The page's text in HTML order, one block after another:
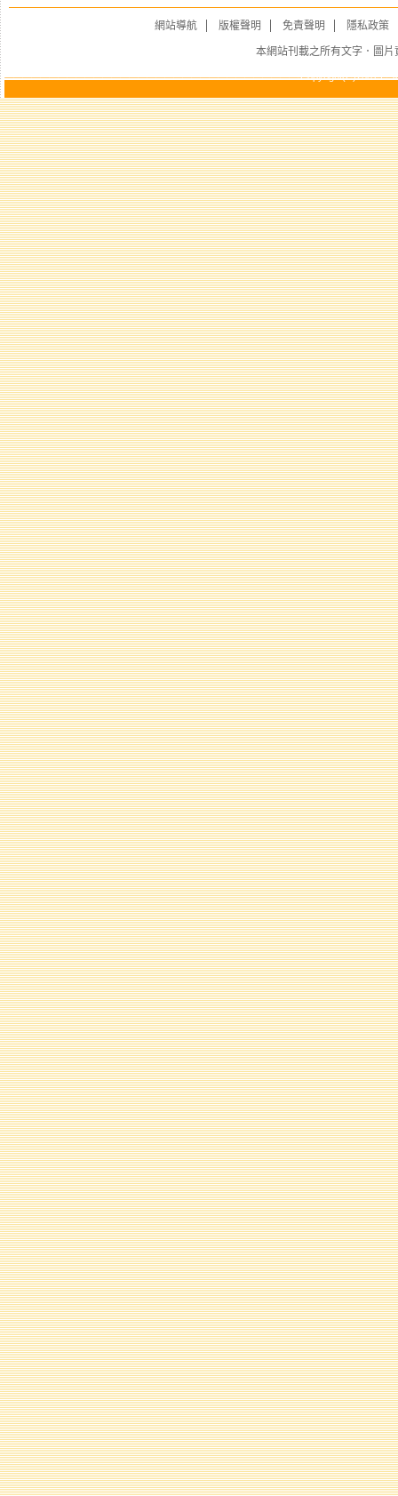
網站導航 版權聲明 免責聲明 隱私政策
本網站刊載之所有文字．圖
Copyright(C)2001 E-